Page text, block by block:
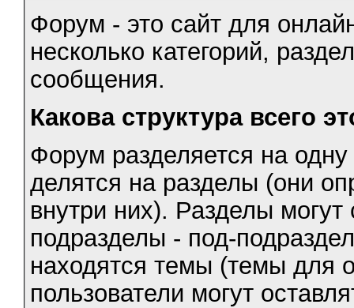
Форум - это сайт для
несколько категорий,
сообщения.
Какова структура всего
Форум разделяется на одну
делятся на разделы (они
внутри них). Разделы
подразделы - под-
находятся темы (темы для
пользователи могут